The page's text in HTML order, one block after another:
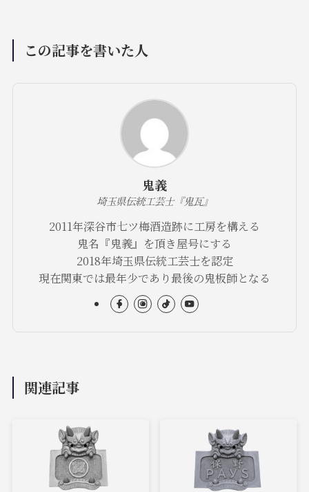
この記事を書いた人
鬼義
埼玉県伝統工芸士『鬼瓦』
2011年深谷市七ツ梅酒造跡に工房を構える
鬼名『鬼義』を頂き屋号にする
2018年埼玉県伝統工芸士を認定
現在関東では最年少であり最後の鬼板師となる
関連記事